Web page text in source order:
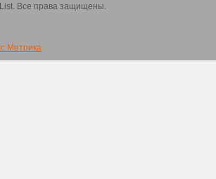
Все права защищены.